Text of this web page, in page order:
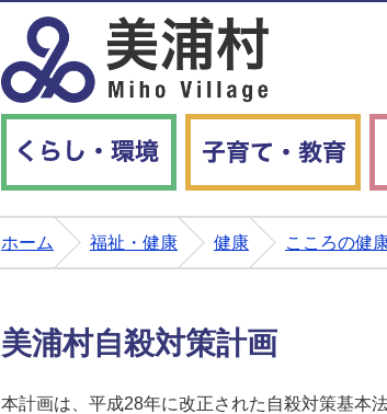
ホーム 福祉・健康 健康 こころの健
美浦村自殺対策計画
本計画は、平成28年に改正された自殺対策基本